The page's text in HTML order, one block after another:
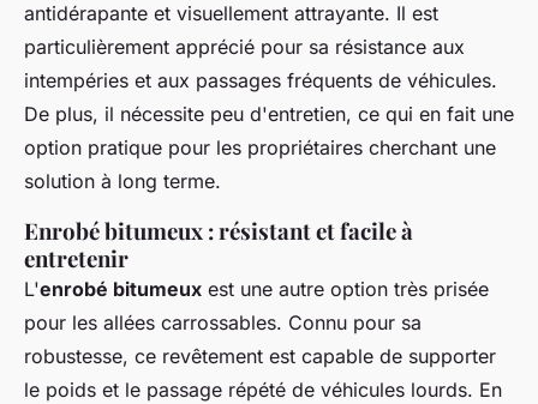
antidérapante et visuellement attrayante. Il est
particulièrement apprécié pour sa résistance aux
intempéries et aux passages fréquents de véhicules.
De plus, il nécessite peu d'entretien, ce qui en fait une
option pratique pour les propriétaires cherchant une
solution à long terme.
Enrobé bitumeux : résistant et facile à
entretenir
L'enrobé bitumeux est une autre option très prisée
pour les allées carrossables. Connu pour sa
robustesse, ce revêtement est capable de supporter
le poids et le passage répété de véhicules lourds. En